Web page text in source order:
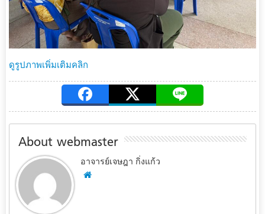
ดูรูปภาพเพิ่มเติมคลิก
About webmaster
อาจารย์เจษฎา กิ่งแก้ว